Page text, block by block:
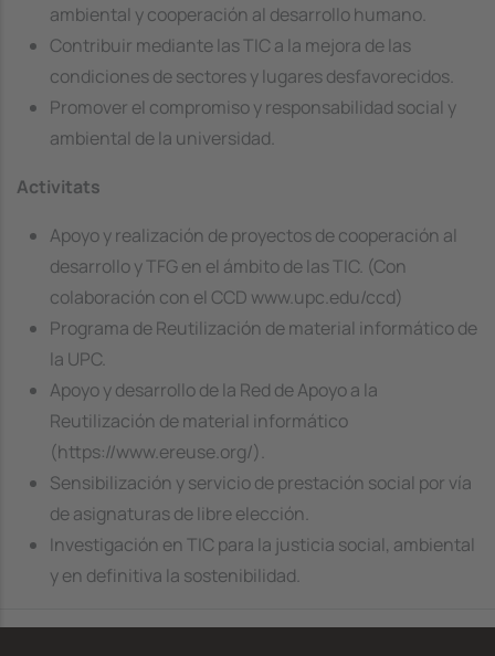
ambiental y cooperación al desarrollo humano.
Contribuir mediante las TIC a la mejora de las
condiciones de sectores y lugares desfavorecidos.
Promover el compromiso y responsabilidad social y
ambiental de la universidad.
Activitats
Apoyo y realización de proyectos de cooperación al
desarrollo y TFG en el ámbito de las TIC. (Con
colaboración con el CCD www.upc.edu/ccd)
Programa de Reutilización de material informático de
la UPC.
Apoyo y desarrollo de la Red de Apoyo a la
Reutilización de material informático
(https://www.ereuse.org/).
Sensibilización y servicio de prestación social por vía
de asignaturas de libre elección.
Investigación en TIC para la justicia social, ambiental
y en definitiva la sostenibilidad.